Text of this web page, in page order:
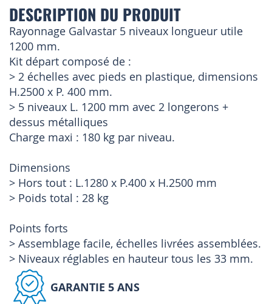
DESCRIPTION DU PRODUIT
Rayonnage Galvastar 5 niveaux longueur utile
1200 mm.
Kit départ composé de :
> 2 échelles avec pieds en plastique, dimensions
H.2500 x P. 400 mm.
> 5 niveaux L. 1200 mm avec 2 longerons +
dessus métalliques
Charge maxi : 180 kg par niveau.
Dimensions
> Hors tout : L.1280 x P.400 x H.2500 mm
> Poids total : 28 kg
Points forts
> Assemblage facile, échelles livrées assemblées.
> Niveaux réglables en hauteur tous les 33 mm.
GARANTIE 5 ANS